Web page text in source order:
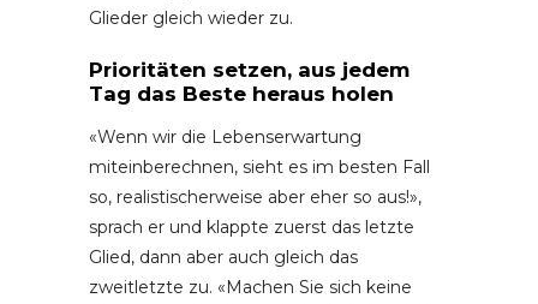
Glieder gleich wieder zu.
Prioritäten setzen, aus jedem
Tag das Beste heraus holen
«Wenn wir die Lebenserwartung
miteinberechnen, sieht es im besten Fall
so, realistischerweise aber eher so aus!»,
sprach er und klappte zuerst das letzte
Glied, dann aber auch gleich das
zweitletzte zu. «Machen Sie sich keine